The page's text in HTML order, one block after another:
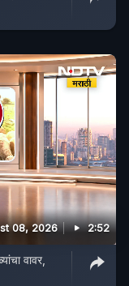
08, 2026 2:52
वावर,